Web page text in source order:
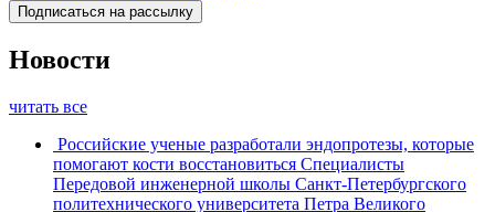
Новости
читать все
Российские ученые разработали эндопротезы, которые
помогают кости восстановиться Специалисты
Передовой инженерной школы Санкт-Петербургского
политехнического университета Петра Великого